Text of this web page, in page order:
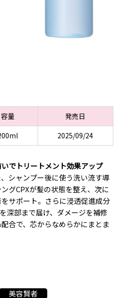
容量
発売日
2025/09/24
でトリートメント効果アップ
シャンプー後に使う洗い流す導
グCPXが髪の状態を整え、次に
サポート。さらに浸透促進成分
部まで届け、ダメージを補修
合で、芯からなめらかにまとま
美容賢者